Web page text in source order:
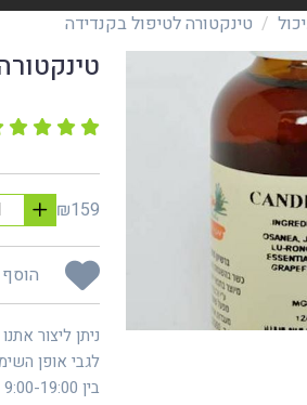
טינקטורה לטיפול בקנדידה
₪159
לגבי אופן
בין 9:00-19:00